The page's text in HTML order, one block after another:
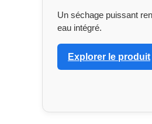
Un séchage puissant
eau intégré.
Explorer le produit